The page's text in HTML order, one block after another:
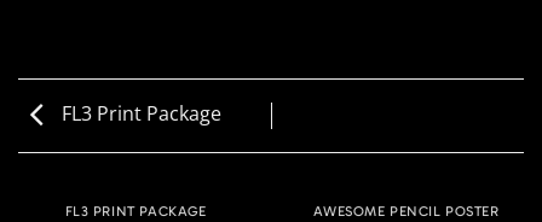
FL3 Print Package
FL3 PRINT PACKAGE AWESOME PENCIL POSTER